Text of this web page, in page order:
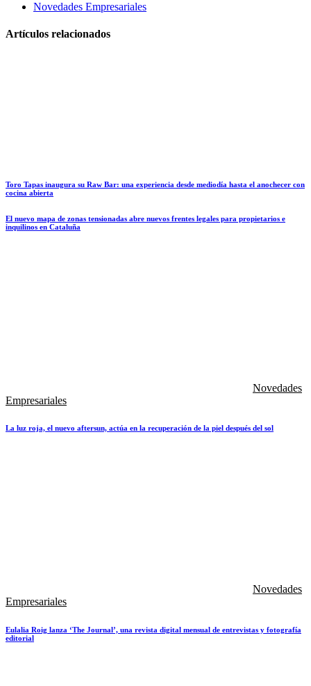
Novedades Empresariales
Artículos relacionados
Toro Tapas inaugura su Raw Bar: una experiencia desde mediodía hasta el anochecer con
cocina abierta
El nuevo mapa de zonas tensionadas abre nuevos frentes legales para propietarios e
inquilinos en Cataluña
Novedades
Empresariales
La luz roja, el nuevo aftersun, actúa en la recuperación de la piel después del sol
Novedades
Empresariales
Eulalia Roig lanza ‘The Journal’, una revista digital mensual de entrevistas y fotografía
editorial